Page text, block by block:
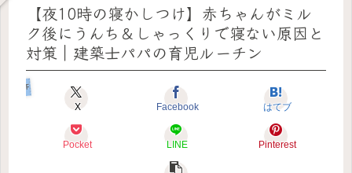
【夜10時の寝かしつけ】赤ちゃんがミル
ク後にうんち＆しゃっくりで寝ない原因と
対策｜建築士パパの育児ルーチン
Familyと子育て
X Facebook はてブ
Pocket LINE Pinterest